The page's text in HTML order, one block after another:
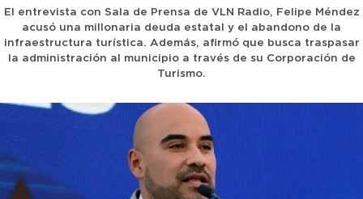
El entrevista con Sala de Prensa de VLN Radio, Felipe Méndez
acusó una millonaria deuda estatal y el abandono de la
infraestructura turística. Además, afirmó que busca traspasar
la administración al municipio a través de su Corporación de
Turismo.